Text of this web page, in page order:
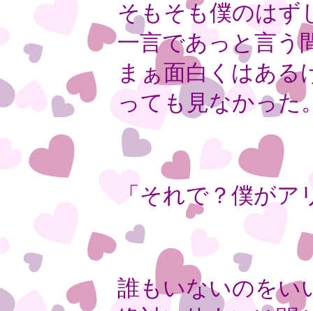
そもそも僕のはず
一言であっと言う
まぁ面白くはある
っても見なかった
「それで？僕が
誰もいないのをい